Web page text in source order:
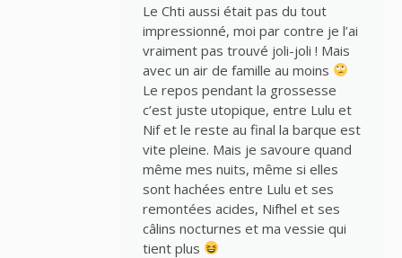
Le Chti aussi était pas du tout
impressionné, moi par contre je l’ai
vraiment pas trouvé joli-joli ! Mais
avec un air de famille au moins
Le repos pendant la grossesse
c’est juste utopique, entre Lulu et
Nif et le reste au final la barque est
vite pleine. Mais je savoure quand
même mes nuits, même si elles
sont hachées entre Lulu et ses
remontées acides, Nifhel et ses
câlins nocturnes et ma vessie qui
tient plus